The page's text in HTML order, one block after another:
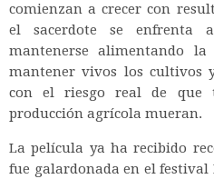
comienzan a crecer con
el sacerdote se enfrenta
mantenerse alimentando
mantener vivos los cultivos
con el riesgo real de que
producción agrícola mueran.
La película ya ha recibido
fue galardonada en el festival